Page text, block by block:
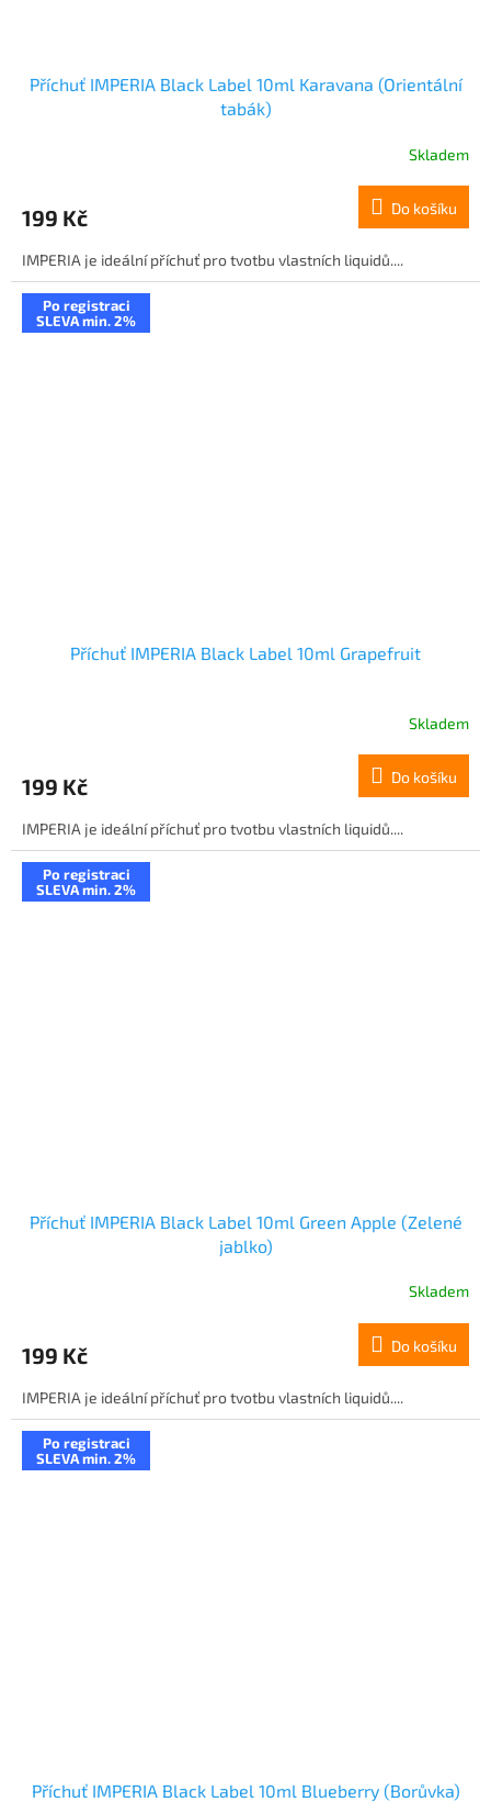
Příchuť IMPERIA Black Label 10ml Karavana (Orientální
tabák)
Skladem
199 Kč Do košíku
IMPERIA je ideální příchuť pro tvotbu vlastních liquidů....
Po registraci
SLEVA min. 2%
Příchuť IMPERIA Black Label 10ml Grapefruit
Skladem
199 Kč Do košíku
IMPERIA je ideální příchuť pro tvotbu vlastních liquidů....
Po registraci
SLEVA min. 2%
Příchuť IMPERIA Black Label 10ml Green Apple (Zelené
jablko)
Skladem
199 Kč Do košíku
IMPERIA je ideální příchuť pro tvotbu vlastních liquidů....
Po registraci
SLEVA min. 2%
Příchuť IMPERIA Black Label 10ml Blueberry (Borůvka)